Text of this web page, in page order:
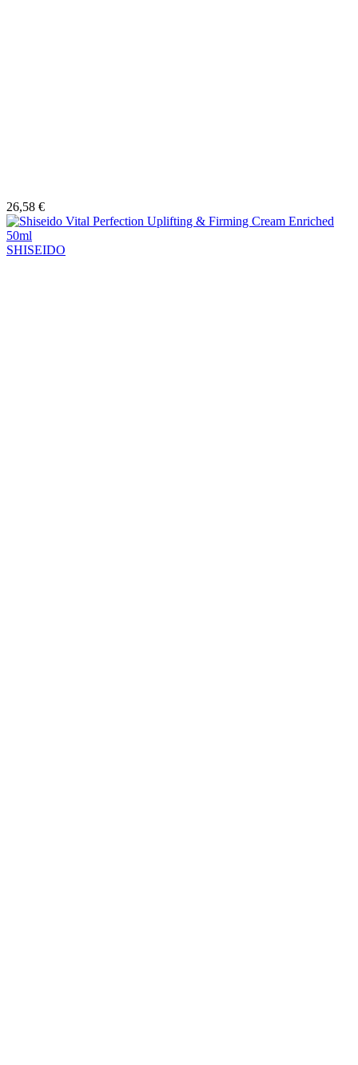
26,58 €
SHISEIDO